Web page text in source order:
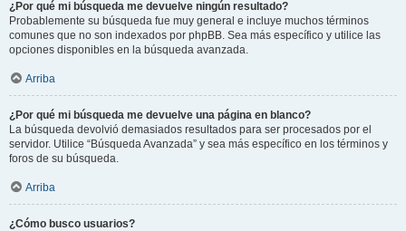
¿Por qué mi búsqueda me devuelve ningún resultado?
Probablemente su búsqueda fue muy general e incluye muchos términos
comunes que no son indexados por phpBB. Sea más específico y utilice las
opciones disponibles en la búsqueda avanzada.
Arriba
¿Por qué mi búsqueda me devuelve una página en blanco?
La búsqueda devolvió demasiados resultados para ser procesados por el
servidor. Utilice “Búsqueda Avanzada” y sea más específico en los términos y
foros de su búsqueda.
Arriba
¿Cómo busco usuarios?